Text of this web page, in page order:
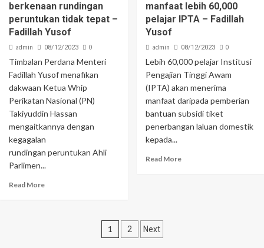
berkenaan rundingan
peruntukan tidak tepat –
Fadillah Yusof
admin 08/12/2023 0
Timbalan Perdana Menteri
Fadillah Yusof menafikan
dakwaan Ketua Whip
Perikatan Nasional (PN)
Takiyuddin Hassan
mengaitkannya dengan
kegagalan
rundingan peruntukan Ahli
Parlimen...
Read More
manfaat lebih 60,000
pelajar IPTA – Fadillah
Yusof
admin 08/12/2023 0
Lebih 60,000 pelajar Institusi
Pengajian Tinggi Awam
(IPTA) akan menerima
manfaat daripada pemberian
bantuan subsidi tiket
penerbangan laluan domestik
kepada...
Read More
1 2 Next